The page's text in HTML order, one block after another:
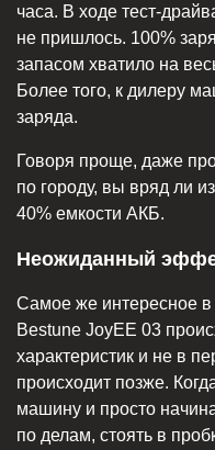
часа. В ходе тест-
не пришлось. 100%
запасом хватило на
Более того, к дилеру
заряда.
Говоря проще, даже
по городу, вы вряд ли
40% емкости АКБ.
Неожиданный
Самое же интересное в
Bestune JoyEE 03
характеристик и не в
происходит позже.
машину и просто
по делам, стоять в